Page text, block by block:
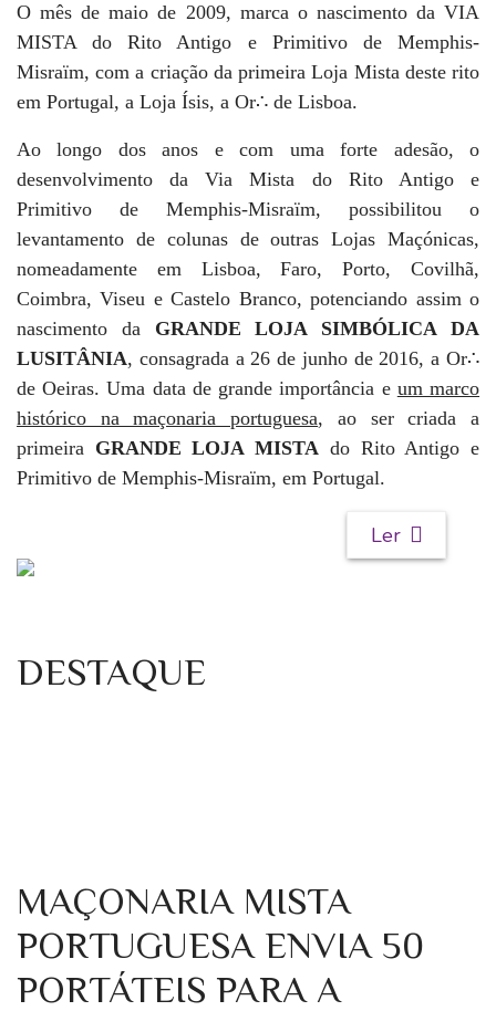
O mês de maio de 2009, marca o nascimento da VIA
MISTA do Rito Antigo e Primitivo de Memphis-
Misraïm, com a criação da primeira Loja Mista deste rito
em Portugal, a Loja Ísis, a Or∴ de Lisboa.
Ao longo dos anos e com uma forte adesão, o
desenvolvimento da Via Mista do Rito Antigo e
Primitivo de Memphis-Misraïm, possibilitou o
levantamento de colunas de outras Lojas Maçónicas,
nomeadamente em Lisboa, Faro, Porto, Covilhã,
Coimbra, Viseu e Castelo Branco, potenciando assim o
nascimento da GRANDE LOJA SIMBÓLICA DA
LUSITÂNIA, consagrada a 26 de junho de 2016, a Or∴
de Oeiras. Uma data de grande importância e um marco
histórico na maçonaria portuguesa, ao ser criada a
primeira GRANDE LOJA MISTA do Rito Antigo e
Primitivo de Memphis-Misraïm, em Portugal.
Ler
DESTAQUE
MAÇONARIA MISTA
PORTUGUESA ENVIA 50
PORTÁTEIS PARA A